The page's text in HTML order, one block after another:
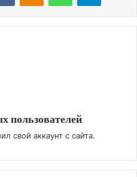
пользователей
свой аккаунт с сайта.